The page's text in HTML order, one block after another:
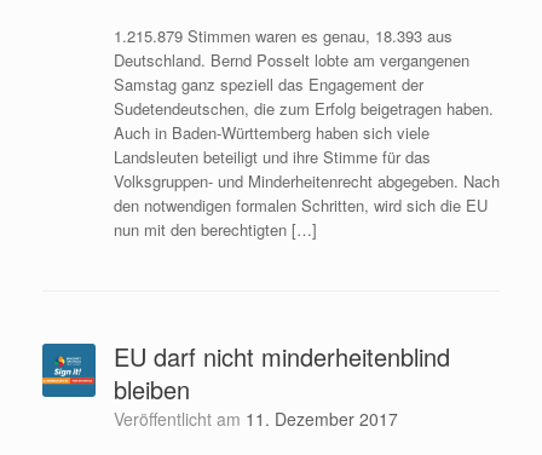
1.215.879 Stimmen waren es genau, 18.393 aus
Deutschland. Bernd Posselt lobte am vergangenen
Samstag ganz speziell das Engagement der
Sudetendeutschen, die zum Erfolg beigetragen haben.
Auch in Baden-Württemberg haben sich viele
Landsleuten beteiligt und ihre Stimme für das
Volksgruppen- und Minderheitenrecht abgegeben. Nach
den notwendigen formalen Schritten, wird sich die EU
nun mit den berechtigten […]
EU darf nicht minderheitenblind
bleiben
Veröffentlicht am 11. Dezember 2017